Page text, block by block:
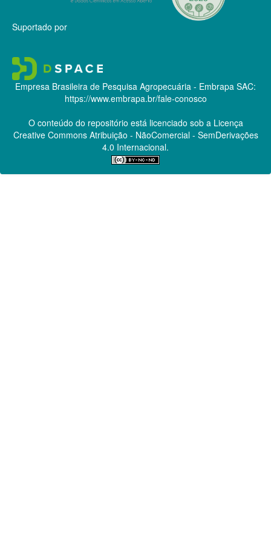
Suportado por
Empresa Brasileira de Pesquisa Agropecuária - Embrapa SAC:
https://www.embrapa.br/fale-conosco
O conteúdo do repositório está licenciado sob a Licença
Creative CommonsAtribuição - NãoComercial - SemDerivações
4.0 Internacional.